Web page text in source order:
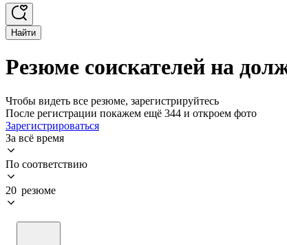
Найти
Резюме соискателей на
Чтобы видеть все резюме, зарегистрируйтесь
После регистрации покажем ещё 344 и откроем фото
Зарегистрироваться
За всё время
По соответствию
20 резюме